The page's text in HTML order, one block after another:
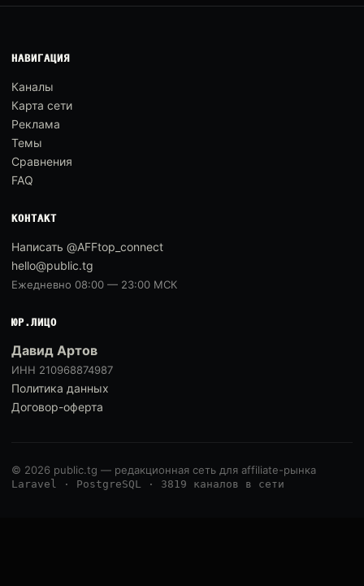
НАВИГАЦИЯ
Каналы
Карта сети
Реклама
Темы
Сравнения
FAQ
КОНТАКТ
Написать @AFFtop_connect
hello@public.tg
Ежедневно 08:00 — 23:00 МСК
ЮР.ЛИЦО
Давид Артов
ИНН 210968874987
Политика данных
Договор-оферта
© 2026 public.tg — редакционная сеть для affiliate-рынка
Laravel · PostgreSQL · 3819 каналов в сети